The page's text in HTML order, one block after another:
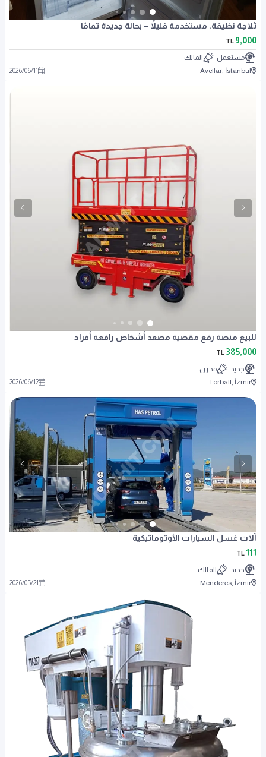
ثلاجة نظيفة، مستخدمة قليلاً – بحالة جديدة تمامًا
9,000
TL
مستعمل
المالك
Avcılar, İstanbul
2026/06/11
للبيع منصة رفع مقصية مصعد أشخاص رافعة أفراد
385,000
TL
جديد
مخزن
Torbalı, İzmir
2026/06/12
آلات غسل السيارات الأوتوماتيكية
111
TL
جديد
المالك
Menderes, İzmir
2026/05/21